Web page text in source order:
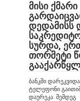
მისი
დედამისს
სურდა,
თორმეტი
ბანკში
ტელეფონი
დაურეკა. შემდეგ